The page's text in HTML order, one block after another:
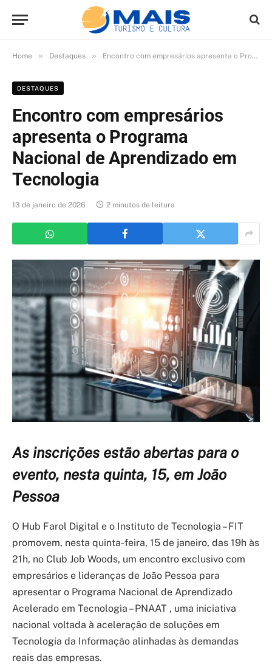
Home » Destaques » Encontro com empresários apresenta o Programa Nacional de Aprendizado em Tecnologia
DESTAQUES
Encontro com empresários
apresenta o Programa
Nacional de Aprendizado em
Tecnologia
13 de janeiro de 2026 2 minutos de leitura
As inscrições estão abertas para o
evento, nesta quinta, 15, em João
Pessoa
O Hub Farol Digital e o Instituto de Tecnologia – FIT
promovem, nesta quinta-feira, 15 de janeiro, das 19h às
21h, no Club Job Woods, um encontro exclusivo com
empresários e lideranças de João Pessoa para
apresentar o Programa Nacional de Aprendizado
Acelerado em Tecnologia – PNAAT , uma iniciativa
nacional voltada à aceleração de soluções em
Tecnologia da Informação alinhadas às demandas
reais das empresas.